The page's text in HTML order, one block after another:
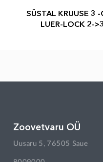
SÜSTAL KRUUSE 3
LUER-LOCK 2-
Zoovetvaru OÜ
Uusaru 5, 76505 Saue